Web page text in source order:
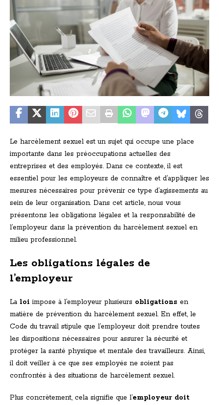
Le harcèlement sexuel est un sujet qui occupe une place
importante dans les préoccupations actuelles des
entreprises et des employés. Dans ce contexte, il est
essentiel pour les employeurs de connaître et d’appliquer les
mesures nécessaires pour prévenir ce type d’agissements au
sein de leur organisation. Dans cet article, nous vous
présentons les obligations légales et la responsabilité de
l’employeur dans la prévention du harcèlement sexuel en
milieu professionnel.
Les obligations légales de
l’employeur
La loi impose à l’employeur plusieurs obligations en
matière de prévention du harcèlement sexuel. En effet, le
Code du travail stipule que l’employeur doit prendre toutes
les dispositions nécessaires pour assurer la sécurité et
protéger la santé physique et mentale des travailleurs. Ainsi,
il doit veiller à ce que ses employés ne soient pas
confrontés à des situations de harcèlement sexuel.
Plus concrètement, cela signifie que l’employeur doit